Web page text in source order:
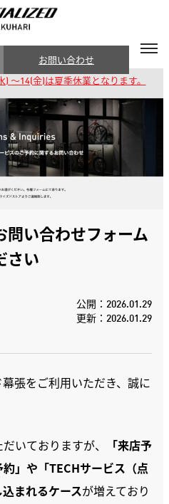
お問い合わせ
) 〜14(金)は夏季休業となります。
問い合わせフォーム
さい
公開：2026.01.29
更新：2026.01.29
張をご利用いただき、誠に
いておりますが、
「来店予
」や「TECHサービス（点
まれるケースが増えており